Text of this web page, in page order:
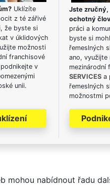
Uklízíte
z té zářivé
že byste si
v úklidových
možnosti
franchisové
v
unii.
Jste zručný,
ochotný
práci a
byste si
řemeslných
ano, využijte
mezinárodní
SERVICES a
řemeslných
možnostmi
mohou nabídnout řadu